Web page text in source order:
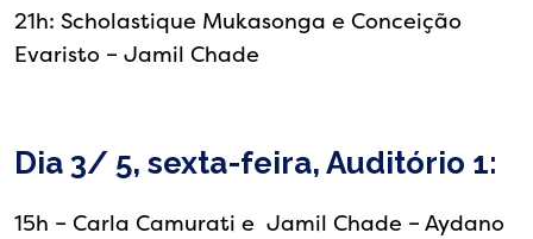
21h: Scholastique Mukasonga e Conceição
Evaristo – Jamil Chade
Dia 3/ 5, sexta-feira, Auditório 1:
15h – Carla Camurati e Jamil Chade – Aydano